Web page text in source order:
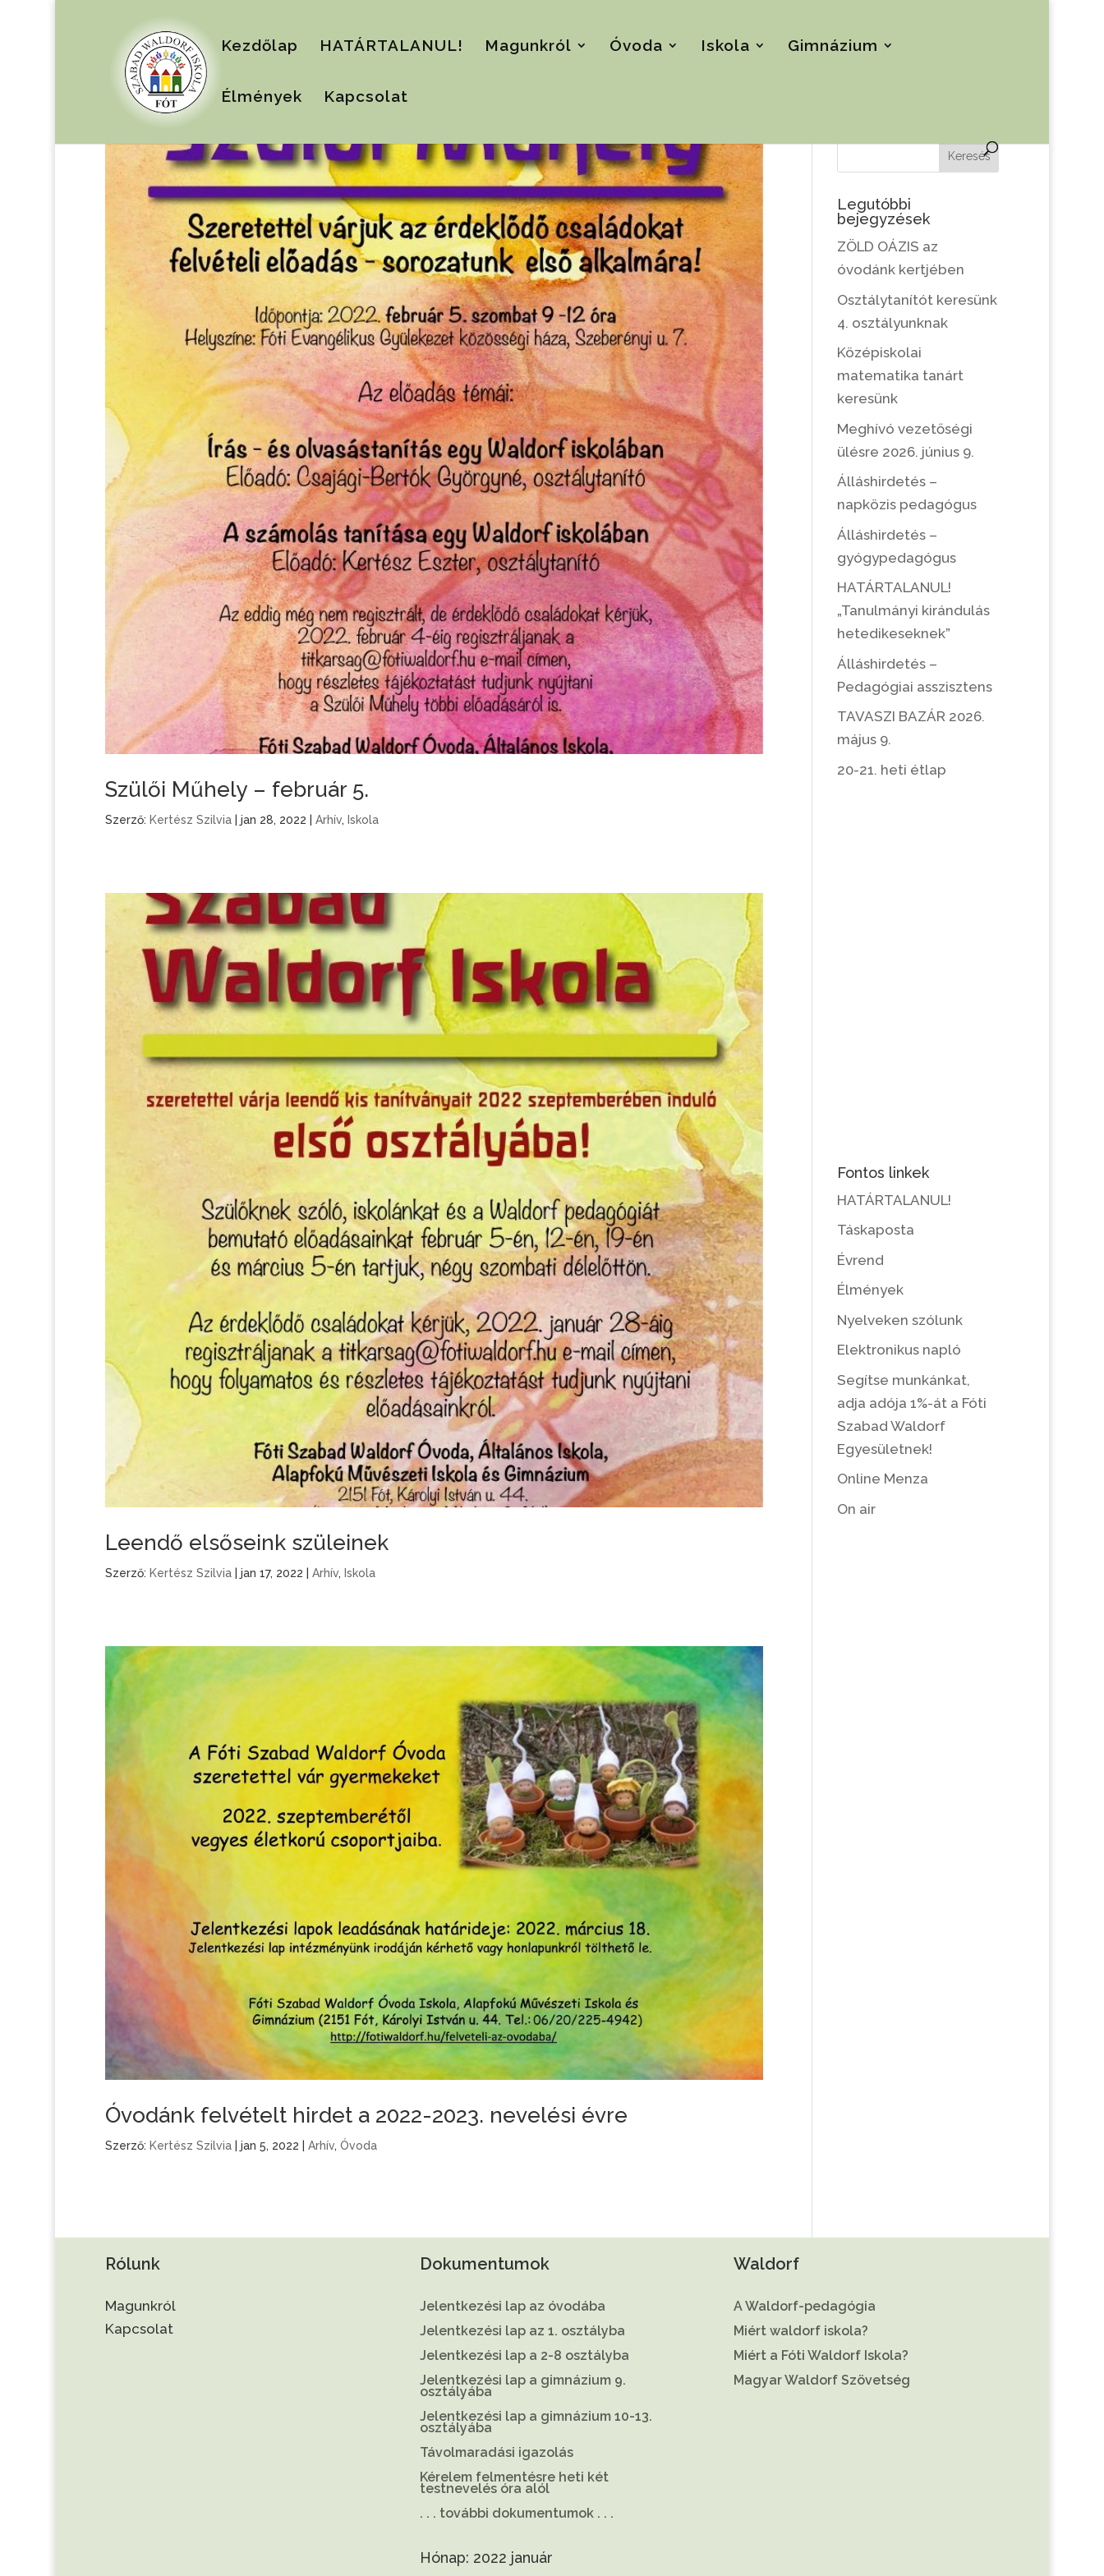
Kezdőlap HATÁRTALANUL! Magunkról Óvoda Iskola Gimnázium
Élmények Kapcsolat
Szülői Műhely – február 5.
Szerző: Kertész Szilvia| jan 28, 2022 Arhív, Iskola
Leendő elsőseink szüleinek
Szerző: Kertész Szilvia| jan 17, 2022 | Arhív, Iskola
Óvodánk felvételt hirdet a 2022-2023. nevelési évre
Szerző: Kertész Szilvia| jan 5, 2022 Arhív, Óvoda
Keresés
Legutóbbi
bejegyzések
ZÖLD OÁZIS az
óvodánk kertjében
Osztálytanítót keresünk
4. osztályunknak
Középiskolai
matematika tanárt
keresünk
Meghívó vezetőségi
ülésre 2026. június 9.
Álláshirdetés –
napközis pedagógus
Álláshirdetés –
gyógypedagógus
HATÁRTALANUL!
„Tanulmányi kirándulás
hetedikeseknek”
Álláshirdetés –
Pedagógiai asszisztens
TAVASZI BAZÁR 2026.
május 9.
20-21. heti étlap
Fontos linkek
HATÁRTALANUL!
Táskaposta
Évrend
Élmények
Nyelveken szólunk
Elektronikus napló
Segítse munkánkat,
adja adója 1%-át a Fóti
Szabad Waldorf
Egyesületnek!
Online Menza
On air
Rólunk
Magunkról
Kapcsolat
Dokumentumok
Jelentkezési lap az óvodába
Jelentkezési lap az 1. osztályba
Jelentkezési lap a 2-8 osztályba
Jelentkezési lap a gimnázium 9.
osztályába
Jelentkezési lap a gimnázium 10-13.
osztályába
Távolmaradási igazolás
Kérelem felmentésre heti két
testnevelés óra alól
. . . további dokumentumok . . .
Hónap: 2022 január
Waldorf
A Waldorf-pedagógia
Miért waldorf iskola?
Miért a Fóti Waldorf Iskola?
Magyar Waldorf Szövetség